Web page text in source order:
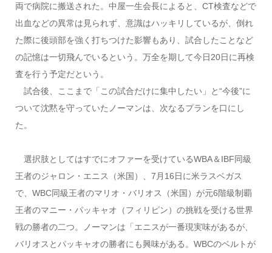
両で病院に搬送された。中屋一生会長によると、CT検査などで
出血などの異常は見られず、意識はハッキリしているが、倒れ
た際に後頭部を強く打ちつけた影響もあり、試合したことなど
の記憶は一切飛んでいるという。万全を期して今日20日に再検
査を行う予定だという。
試合後、ここまで「この試合だけに集中したい」と“今後”に
ついて沈黙を守っていたノーマンは、次なるプランを口にし
た。
選択肢としてはすでにオファーを受けているWBA＆IBF同級
王者のジャロン・エニス（米国）、7月16日に米ラスベガス
で、WBC同級王者のマリオ・バリオス（米国）が元6階級制覇
王者のマニー・パッキャオ（フィリピン）の挑戦を受ける世界
戦の勝者の二つ。ノーマンは「エニスが一番現実味があるが、
バリオスとパッキャオの勝者にも興味がある。WBCのベルトが